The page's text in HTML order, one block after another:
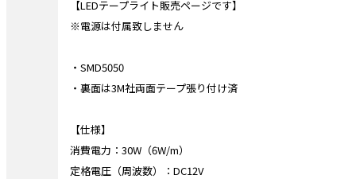
【LEDテープライト販売ページです】
※電源は付属致しません
・SMD5050
・裏面は3M社両面テープ張り付け済
【仕様】
消費電力：30W（6W/m）
定格電圧（周波数）：DC12V